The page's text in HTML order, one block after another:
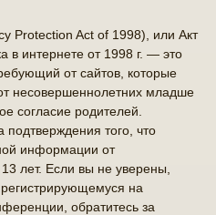
Protection Act of 1998), или Акт
в интернете от 1998 г. — это
от сайтов, которые
несовершеннолетних младше
согласие родителей.
подтверждения того, что
информации от
лет. Если вы не уверены,
на
обратитесь за